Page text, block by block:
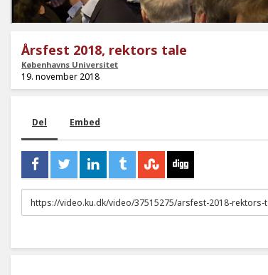
Årsfest 2018, rektors tale
Københavns Universitet
19. november 2018
Del Embed
URL
to